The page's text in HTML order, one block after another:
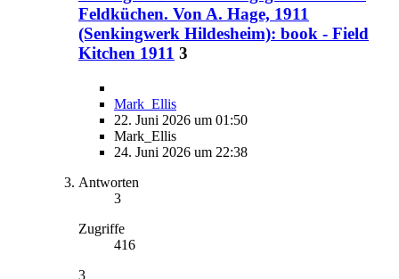
Feldküchen. Von A. Hage, 1911
(Senkingwerk Hildesheim): book - Field
Kitchen 1911 3
Mark_Ellis
22. Juni 2026 um 01:50
Mark_Ellis
24. Juni 2026 um 22:38
Antworten
3
Zugriffe
416
3